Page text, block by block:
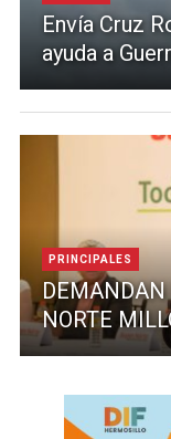
Envía Cruz
ayuda a
PRINCIPALES
DEMANDAN
NORTE